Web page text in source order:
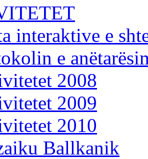
interaktive e
e
2008
2009
2010
Ballkanik